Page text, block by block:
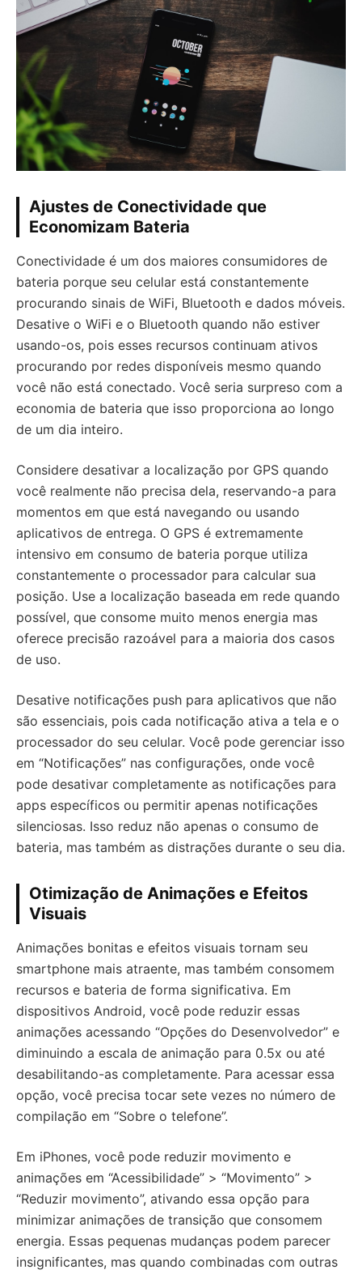
Ajustes de Conectividade que
Economizam Bateria
Conectividade é um dos maiores consumidores de
bateria porque seu celular está constantemente
procurando sinais de WiFi, Bluetooth e dados móveis.
Desative o WiFi e o Bluetooth quando não estiver
usando-os, pois esses recursos continuam ativos
procurando por redes disponíveis mesmo quando
você não está conectado. Você seria surpreso com a
economia de bateria que isso proporciona ao longo
de um dia inteiro.
Considere desativar a localização por GPS quando
você realmente não precisa dela, reservando-a para
momentos em que está navegando ou usando
aplicativos de entrega. O GPS é extremamente
intensivo em consumo de bateria porque utiliza
constantemente o processador para calcular sua
posição. Use a localização baseada em rede quando
possível, que consome muito menos energia mas
oferece precisão razoável para a maioria dos casos
de uso.
Desative notificações push para aplicativos que não
são essenciais, pois cada notificação ativa a tela e o
processador do seu celular. Você pode gerenciar isso
em “Notificações” nas configurações, onde você
pode desativar completamente as notificações para
apps específicos ou permitir apenas notificações
silenciosas. Isso reduz não apenas o consumo de
bateria, mas também as distrações durante o seu dia.
Otimização de Animações e Efeitos
Visuais
Animações bonitas e efeitos visuais tornam seu
smartphone mais atraente, mas também consomem
recursos e bateria de forma significativa. Em
dispositivos Android, você pode reduzir essas
animações acessando “Opções do Desenvolvedor” e
diminuindo a escala de animação para 0.5x ou até
desabilitando-as completamente. Para acessar essa
opção, você precisa tocar sete vezes no número de
compilação em “Sobre o telefone”.
Em iPhones, você pode reduzir movimento e
animações em “Acessibilidade” > “Movimento” >
“Reduzir movimento”, ativando essa opção para
minimizar animações de transição que consomem
energia. Essas pequenas mudanças podem parecer
insignificantes, mas quando combinadas com outras